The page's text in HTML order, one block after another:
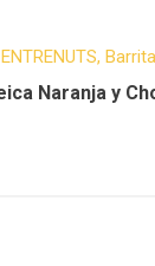
ENTRENUTS,
DulceNaranja y
unid.